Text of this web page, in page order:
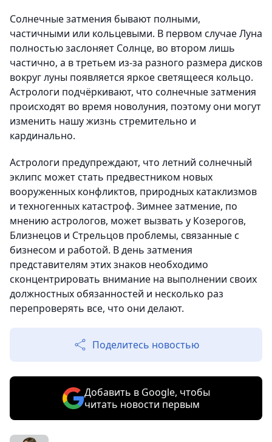
Солнечные затмения бывают полными,
частичными или кольцевыми. В первом случае Луна
полностью заслоняет Солнце, во втором лишь
частично, а в третьем из-за разного размера дисков
вокруг луны появляется яркое светящееся кольцо.
Астрологи подчёркивают, что солнечные затмения
происходят во время новолуния, поэтому они могут
изменить нашу жизнь стремительно и
кардинально.
Астрологи предупреждают, что летний солнечный
эклипс может стать предвестником новых
вооруженных конфликтов, природных катаклизмов
и техногенных катастроф. Зимнее затмение, по
мнению астрологов, может вызвать у Козерогов,
Близнецов и Стрельцов проблемы, связанные с
бизнесом и работой. В день затмения
представителям этих знаков необходимо
сконцентрировать внимание на выполнении своих
должностных обязанностей и несколько раз
перепроверять все, что они делают.
Поделитесь новостью
Добавить в Google, чтобы
читать новости первым